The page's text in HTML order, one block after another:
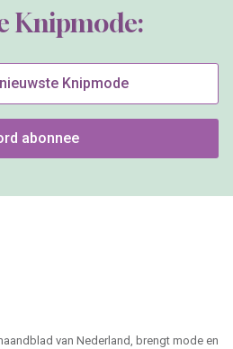
Knipmode:
Knipmode
abonnee
van Nederland, brengt mode en